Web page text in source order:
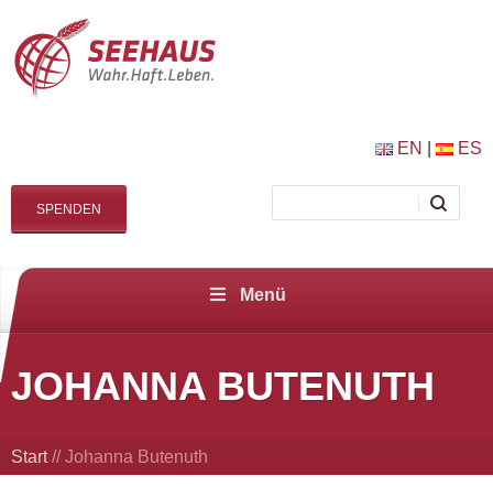
EN ES
SPENDEN
Menü
JOHANNA BUTENUTH
Start//Johanna Butenuth